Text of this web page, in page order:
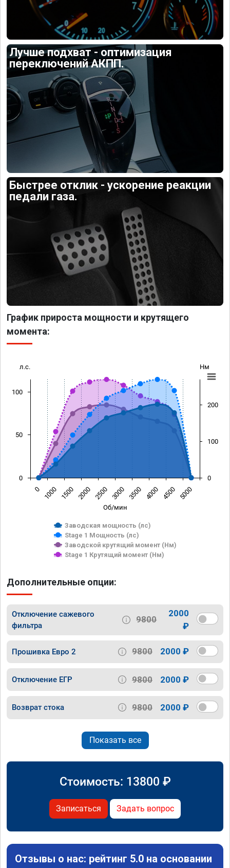
Лучше подхват - оптимизация
переключений АКПП.
Быстрее отклик - ускорение реакции
педали газа.
График прироста мощности и крутящего
момента:
Об/мин
л.с. Нм
Заводская мощность (лс)
Stage 1 Мощность (лс)
Заводской крутящий момент (Нм)
Stage 1 Крутящий момент (Нм)
0 1000 1500 2000 2500 3000 3500 4000 4500 5000
0
50
100
0
100
200
Дополнительные опции:
Отключение сажевого
фильтра
9800
2000
₽
Прошивка Евро 2 9800 2000 ₽
Отключение ЕГР 9800 2000 ₽
Возврат стока 9800 2000 ₽
Показать все
Стоимость: 13800 ₽
Записаться Задать вопрос
Отзывы о нас: рейтинг 5.0 на основании